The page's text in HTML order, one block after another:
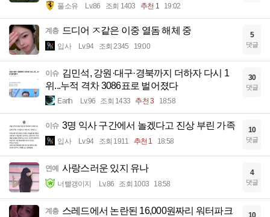
풀소유 Lv.86 조회 1403 추천 1 19:02
계층 드디어 ㅈ같은 이중 열돔 해체 중
입사 Lv.94 조회 2345 19:00
5
댓글
이슈 김민석, 강원·대구·경북까지 더하자 다시 1
위...누적 격차 3086표로 벌어졌다
Earth Lv.96 조회 1433 추천 3 18:58
30
댓글
이슈 3명 익사 구간에서 놀겠다고 진상 부린 가족
입사 Lv.94 조회 1911 추천 1 18:58
10
댓글
연예 사랑스러운 있지 유나
너빨갱이지 Lv.86 조회 1003 18:58
4
댓글
계층 스레드에서 논란된 16,000원짜리 워터파크